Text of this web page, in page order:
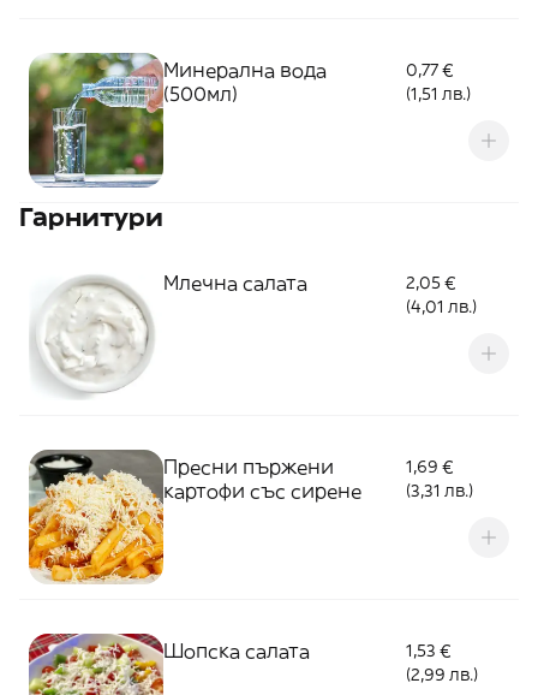
Минерална вода
(500мл)
0,77 €
(1,51 лв.)
Гарнитури
Млечна салата
2,05 €
(4,01 лв.)
Пресни пържени
картофи със сирене
1,69 €
(3,31 лв.)
Шопска салата
1,53 €
(2,99 лв.)